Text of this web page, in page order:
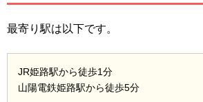
最寄り駅は以下です。
JR姫路駅から徒歩1分
山陽電鉄姫路駅から徒歩5分